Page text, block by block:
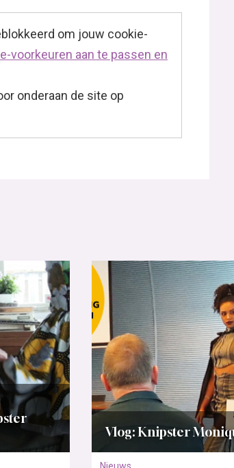
om jouw cookie-
voorkeuren aan te passen en
onderaan de site op
Vlog: Knipster